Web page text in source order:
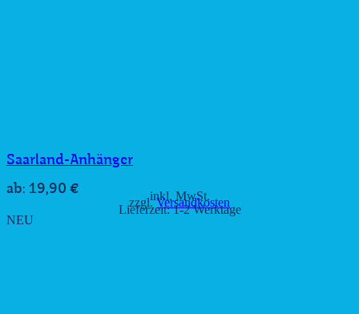
Saarland-Anhänger
ab: 19,90 € inkl. MwSt.
zzgl.Versandkosten
Lieferzeit:1-2 Werktage
NEU